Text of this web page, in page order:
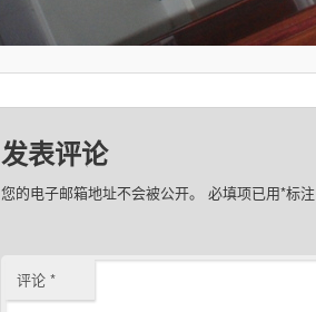
发表评论
您的电子邮箱地址不会被公开。 必填项已用*标注
评论 *